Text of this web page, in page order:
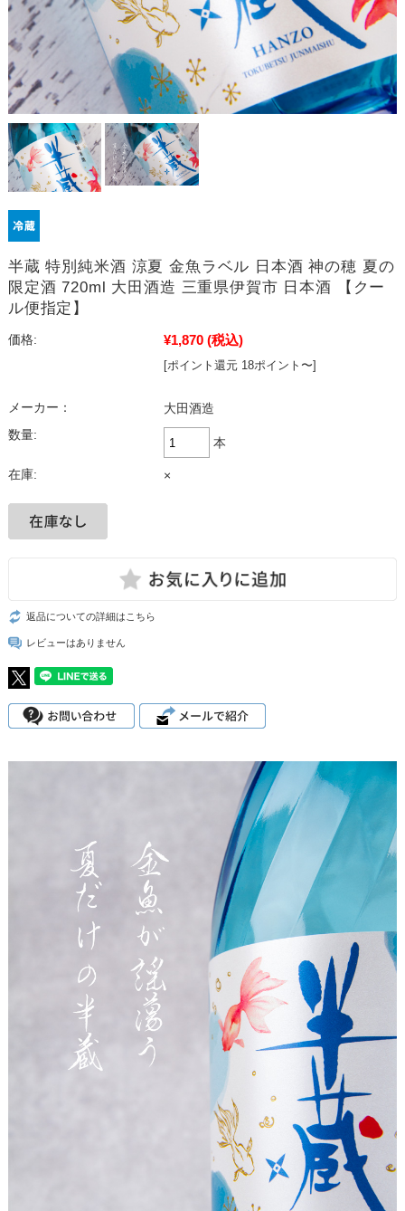
半蔵 特別純米酒 涼夏 金魚ラベル 日本酒 神の穂 夏の
限定酒 720ml 大田酒造 三重県伊賀市 日本酒 【クー
ル便指定】
価格: ¥1,870 (税込)
[ポイント還元 18ポイント〜]
メーカー：
大田酒造
数量:
本
在庫: ×
返品についての詳細はこちら
レビューはありません